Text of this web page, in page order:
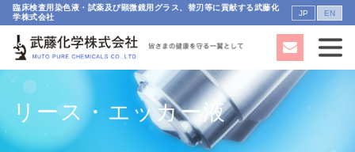
臨床検査用染色液・試薬及び顕微鏡用グラス、替刃等に貢献する武藤化
学株式会社
JP EN
リース・エッカー液